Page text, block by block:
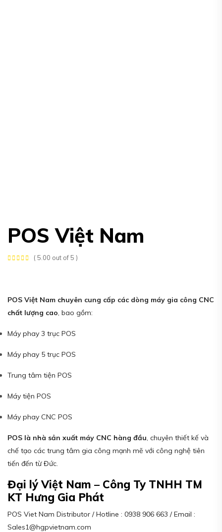
POS Việt Nam
( 5.00 out of 5 )
POS Việt Nam chuyên cung cấp các dòng máy gia công CNC
chất lượng cao, bao gồm:
Máy phay 3 trục POS
Máy phay 5 trục POS
Trung tâm tiện POS
Máy tiện POS
Máy phay CNC POS
POS là nhà sản xuất máy CNC hàng đầu, chuyên thiết kế và
chế tạo các trung tâm gia công mạnh mẽ với công nghệ tiên
tiến đến từ Đức.
Đại lý Việt Nam – Công Ty TNHH TM
KT Hưng Gia Phát
POS Viet Nam Distributor / Hotline : 0938 906 663 / Email :
Sales1@hgpvietnam.com